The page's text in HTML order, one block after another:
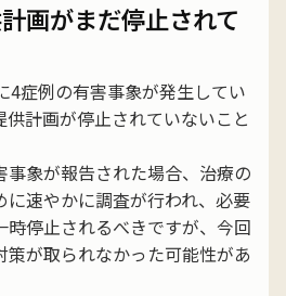
画がまだ停止されて
4症例の有害事象が発生してい
計画が停止されていないこと
象が報告された場合、治療の
に速やかに調査が行われ、必要
時停止されるべきですが、今回
が取られなかった可能性があ